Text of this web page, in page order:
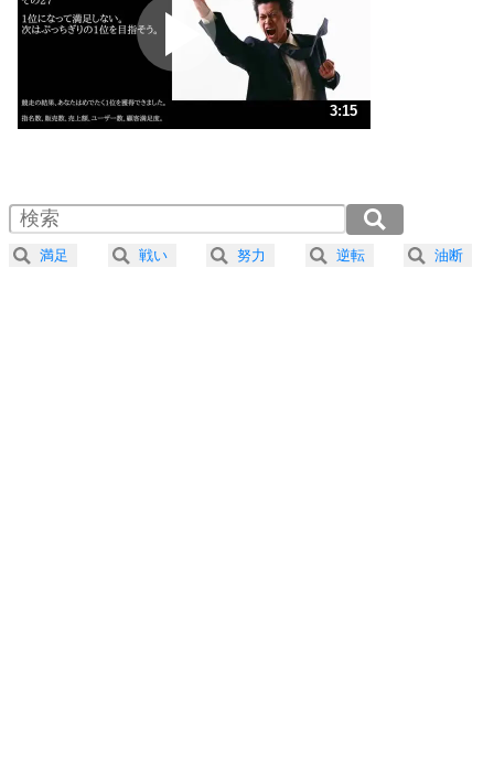
ポジティブになれない原因は、行動しないから。
ポジティブ思考になる30の方法
人生、なんとかなるもの。
気楽に生きる30の方法
4 器の大きい人は、怒りを優しさで表現する。
プラス思考
3:15
2.0倍速 （383KB 1分37秒）
2.5倍速 （307KB 1分18秒）
3.0倍速 （256KB 1分5秒）
満足 戦い 努力 逆転 油断